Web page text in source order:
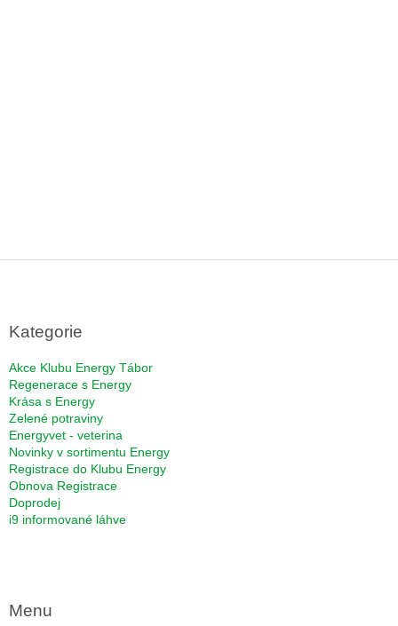
Kategorie
Akce Klubu Energy Tábor
Regenerace s Energy
Krása s Energy
Zelené potraviny
Energyvet - veterina
Novinky v sortimentu Energy
Registrace do Klubu Energy
Obnova Registrace
Doprodej
i9 informované láhve
Menu